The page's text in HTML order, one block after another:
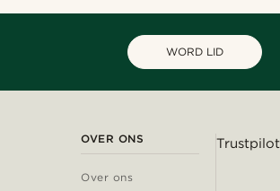
WORD LID
OVER ONS
Over ons
Trustpilot